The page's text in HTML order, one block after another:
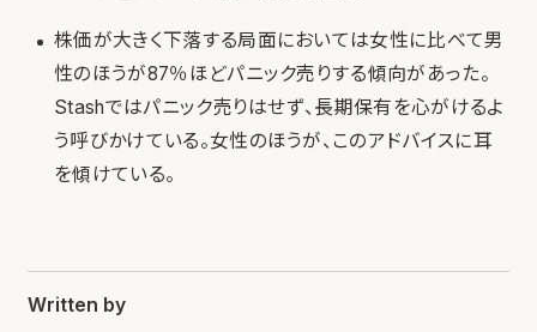
株価が大きく下落する局面においては女性に比べて男
性のほうが87％ほどパニック売りする傾向があった。
Stashではパニック売りはせず、長期保有を心がけるよ
う呼びかけている。女性のほうが、このアドバイスに耳
を傾けている。
Written by